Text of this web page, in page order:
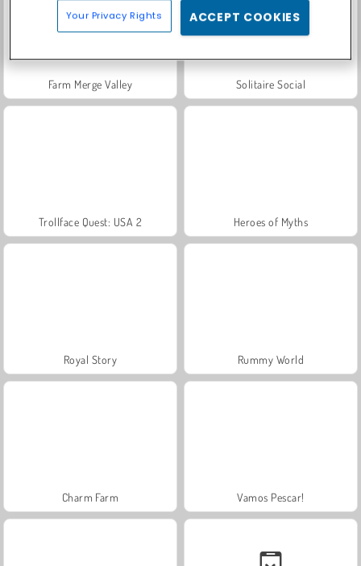
Farm Merge Valley Solitaire Social
Trollface Quest: USA 2 Heroes of Myths
Royal Story Rummy World
Charm Farm Vamos Pescar!
Your Privacy Rights ACCEPT COOKIES